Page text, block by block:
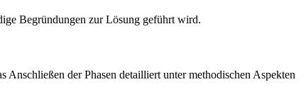
Begründungen zur Lösung geführt wird.
der Phasen detailliert unter methodischen Aspekten